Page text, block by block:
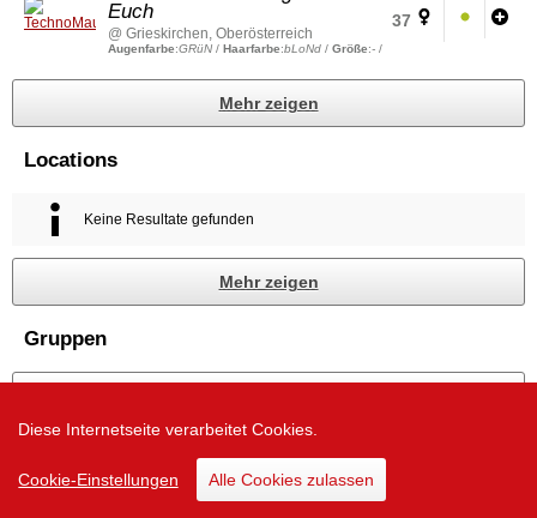
Diese Internetseite verarbeitet Cookies.
Cookie-Einstellungen Alle Cookies zulassen
37
Euch
@ Grieskirchen, Oberösterreich
Augenfarbe:GRüN / Haarfarbe:bLoNd / Größe:- /
Mehr zeigen
Locations
Keine Resultate gefunden
Mehr zeigen
Gruppen